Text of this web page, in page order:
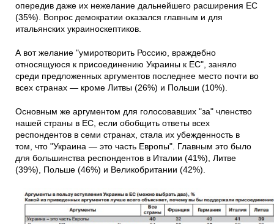
опередив даже их нежелание дальнейшего расширения ЕС
(35%). Вопрос демократии оказался главным и для
итальянских украиноскептиков.
А вот желание "умиротворить Россию, враждебно
относящуюся к присоединению Украины к ЕС", заняло
среди предложенных аргументов последнее место почти во
всех странах — кроме Литвы (26%) и Польши (10%).
Основным же аргументом для голосовавших "за" членство
нашей страны в ЕС, если обобщить ответы всех
респондентов в семи странах, стала их убежденность в
том, что "Украина — это часть Европы". Главным это было
для большинства респондентов в Италии (41%), Литве
(39%), Польше (46%) и Великобритании (42%).